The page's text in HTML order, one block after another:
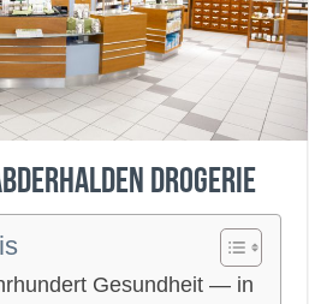
Drogerie
Gesundheit — in